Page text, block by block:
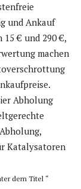
und Ankauf
€ und 290 €,
machen
Abholung
Katalysatoren
dem Titel “